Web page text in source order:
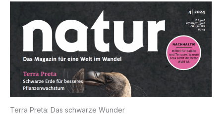
Terra Preta: Das schwarze Wunder